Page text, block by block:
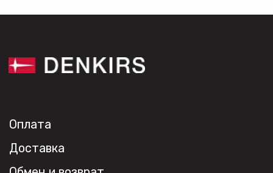
Все права защищены
opt@denkirs.ru
обработки персональных данных